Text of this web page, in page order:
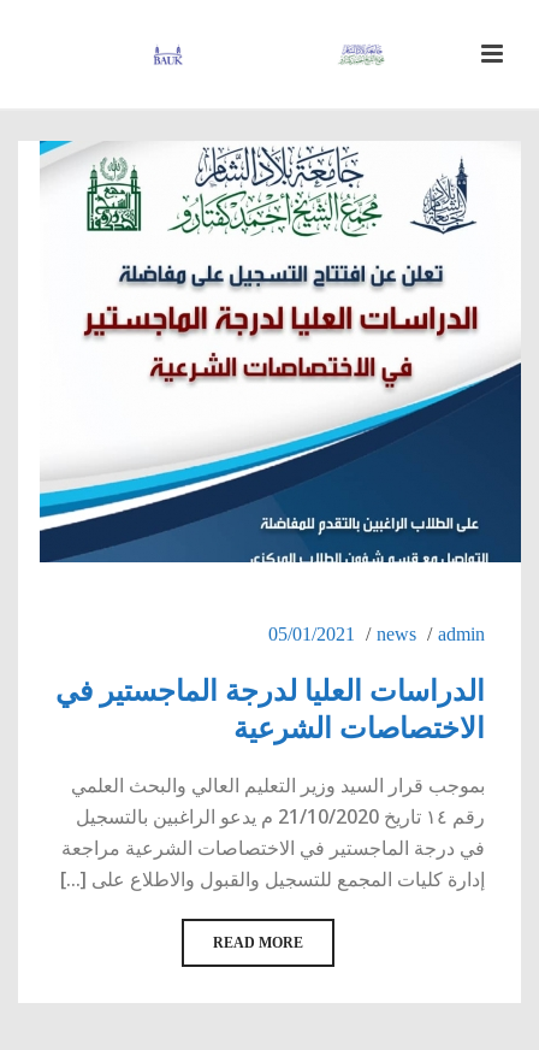
admin
news
05/01/2021
الدراسات العليا لدرجة الماجستير في
الاختصاصات الشرعية
بموجب قرار السيد وزير التعليم العالي والبحث العلمي
رقم ١٤ تاريخ 21/10/2020 م يدعو الراغبين بالتسجيل
في درجة الماجستير في الاختصاصات الشرعية مراجعة
إدارة كليات المجمع للتسجيل والقبول والاطلاع على [...]
READ MORE